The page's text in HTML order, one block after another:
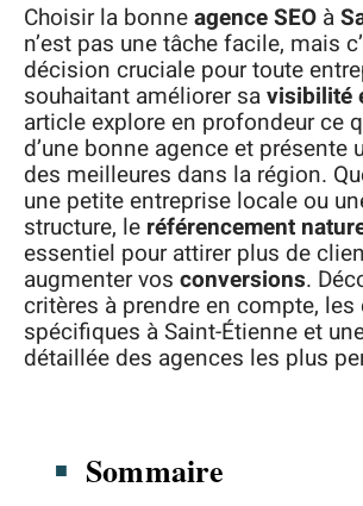
Choisir la bonneagence SEO à
n’est pas une tâche facile, mais
décision cruciale pour toute
souhaitant améliorer savisibilité
article explore en profondeur ce
d’une bonne agence et présente
des meilleures dans la région.
une petite entreprise locale ou
structure, le référencement
essentiel pour attirer plus de
augmenter vos conversions.
critères à prendre en compte, les
spécifiques à Saint-Étienne et
détaillée des agences les plus
Sommaire